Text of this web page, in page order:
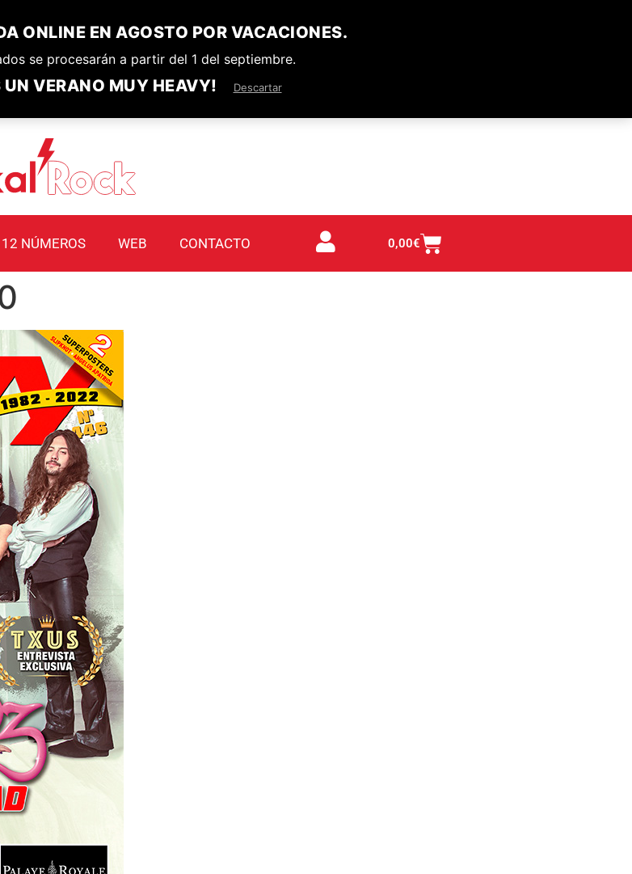
ONLINE EN AGOSTO POR VACACIONES.
se procesarán a partir del 1 del septiembre.
UN VERANO MUY HEAVY! Descartar
NÚMEROS WEB CONTACTO 0,00€